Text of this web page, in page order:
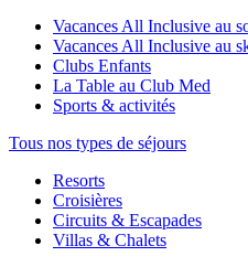
Vacances All Inclusive au
Vacances All Inclusive au
Clubs Enfants
La Table au Club Med
Sports & activités
Tous nos types de séjours
Resorts
Croisières
Circuits & Escapades
Villas & Chalets